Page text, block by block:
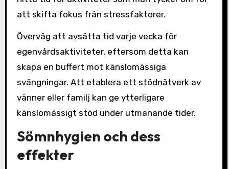
att skifta fokus från stressfaktorer.
Överväg att avsätta tid varje vecka för
egenvårdsaktiviteter, eftersom detta kan
skapa en buffert mot känslomässiga
svängningar. Att etablera ett stödnätverk av
vänner eller familj kan ge ytterligare
känslomässigt stöd under utmanande tider.
Sömnhygien och dess
effekter